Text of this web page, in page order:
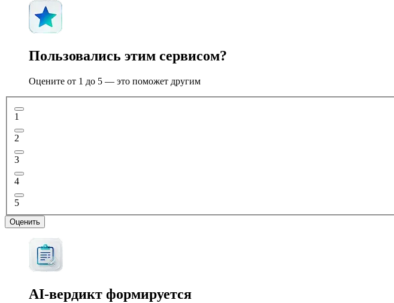
Пользовались этим сервисом?
Оцените от 1 до 5 — это поможет другим
1
2
3
4
5
Оценить
AI-вердикт формируется